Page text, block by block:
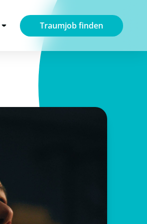
Traumjob finden